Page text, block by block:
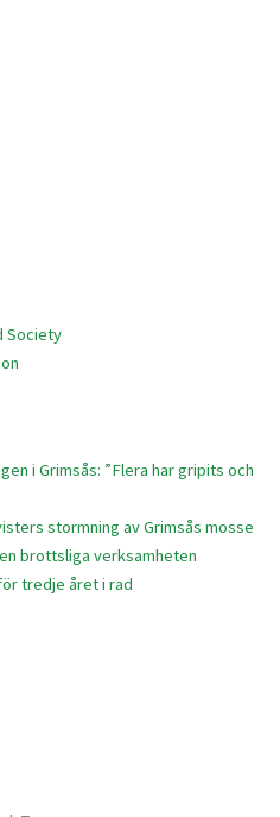
Society
i Grimsås: ”Flera har gripits och
stormning av Grimsås mosse
brottsliga verksamheten
tredje året i rad